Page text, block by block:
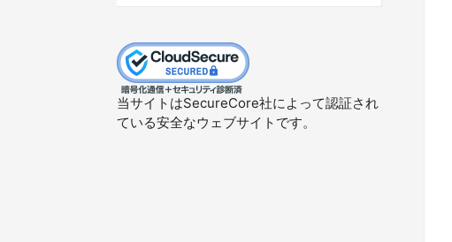
当サイトはSecureCore社によって認証され
ている安全なウェブサイトです。